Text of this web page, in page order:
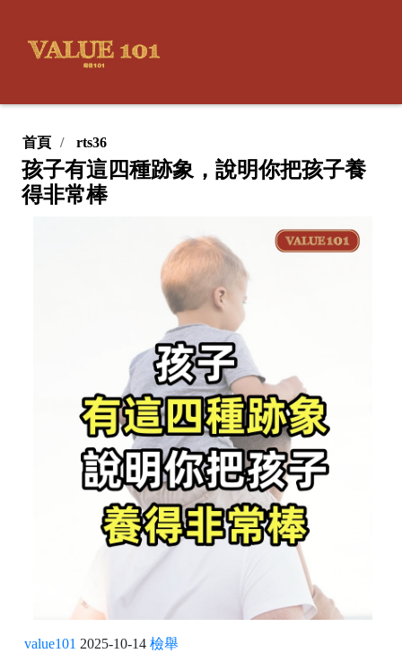
首頁 rts36
孩子有這四種跡象，說明你把孩子養
得非常棒
value101 2025-10-14 檢舉